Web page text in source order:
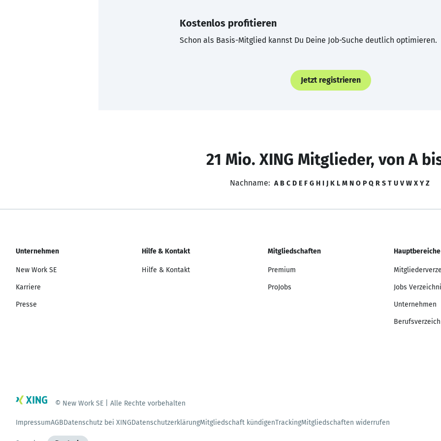
Kostenlos profitieren
Schon als Basis-Mitglied kannst Du Deine Job-Suche deutlich optimieren.
Jetzt registrieren
21 Mio. XING Mitglieder, von A
Nachname: A B C D E F G H I J K L M N O P Q R S T U V W X Y Z
Unternehmen
New Work SE
Karriere
Presse
Hilfe & Kontakt
Hilfe & Kontakt
Mitgliedschaften
Premium
ProJobs
Hauptbereiche
Jobs
Unternehmen
© New Work SE | Alle Rechte vorbehalten
ImpressumAGBDatenschutz bei XINGDatenschutzerklärungMitgliedschaft kündigenTrackingMitgliedschaften widerrufen